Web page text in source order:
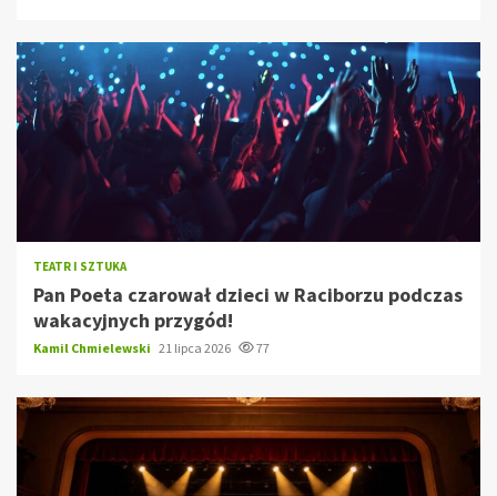
TEATR I SZTUKA
Pan Poeta czarował dzieci w Raciborzu podczas
wakacyjnych przygód!
Kamil Chmielewski 21 lipca 2026 77